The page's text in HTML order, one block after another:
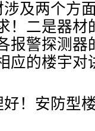
及两个方
！二是器材
报警探测器
应的楼宇对
！安防型